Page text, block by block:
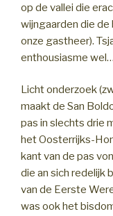
op de vallei die
wijngaarden die
onze gastheer).
enthousiasme wel…
Licht onderzoek
maakt de San
pas in slechts drie
het Oosterrijks-
kant van de pas
die an sich redelijk
van de Eerste
was ook het